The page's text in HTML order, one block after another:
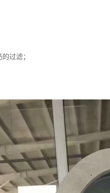
过滤；